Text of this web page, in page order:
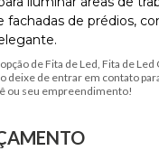
fachadas de prédios,
de Fita de Led, Fita de
deixe de entrar em contato
ou seu empreendimento!